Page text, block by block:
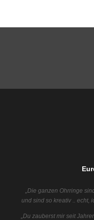
„Die ganzen Ohrringe
und sind so kreativ .. echt,
„Du zauberst mir seit